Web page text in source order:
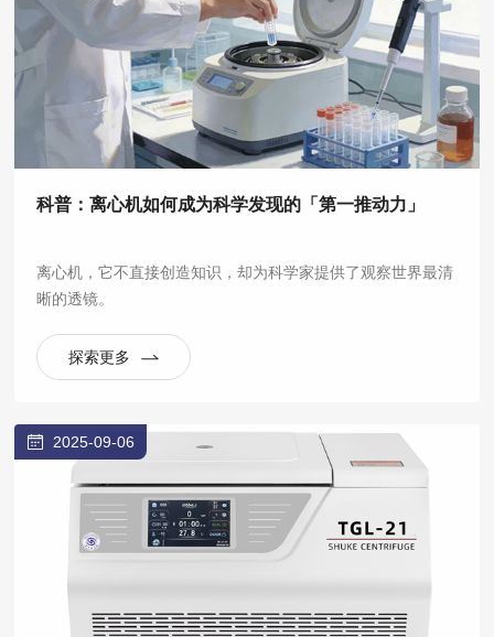
科普：离心机如何成为科学发现的「第一推动力」
离心机，它不直接创造知识，却为科学家提供了观察世界最清
晰的透镜。
探索更多
2025-09-06